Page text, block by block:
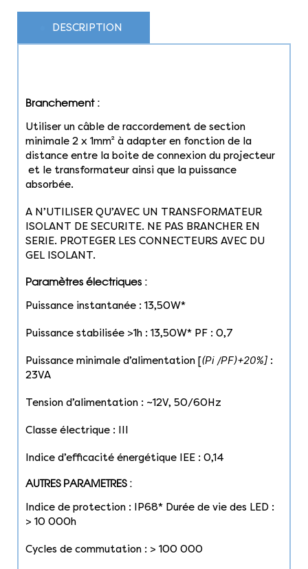
DESCRIPTION
Branchement :
Utiliser un câble de raccordement de section
minimale 2 x 1mm² à adapter en fonction de la
distance entre la boite de connexion du projecteur
et le transformateur ainsi que la puissance
absorbée.
A N’UTILISER QU’AVEC UN TRANSFORMATEUR
ISOLANT DE SECURITE. NE PAS BRANCHER EN
SERIE. PROTEGER LES CONNECTEURS AVEC DU
GEL ISOLANT.
Paramètres électriques :
Puissance instantanée : 13,50W*
Puissance stabilisée >1h : 13,50W* PF : 0,7
Puissance minimale d’alimentation [(Pi /PF)+20%] :
23VA
Tension d’alimentation : ~12V, 50/60Hz
Classe électrique : III
Indice d’efficacité énergétique IEE : 0,14
AUTRES PARAMETRES :
Indice de protection : IP68* Durée de vie des LED :
> 10 000h
Cycles de commutation : > 100 000